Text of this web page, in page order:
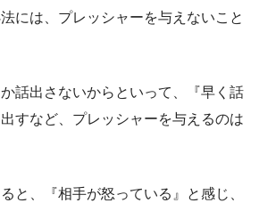
には、プレッシャーを与えないこと
話出さないからといって、『早く話
すなど、プレッシャーを与えるのは
と、『相手が怒っている』と感じ、